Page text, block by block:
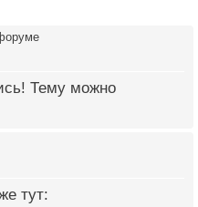
Тему можно
тут: